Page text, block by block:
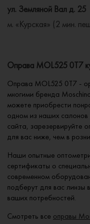
ул. Земляной Вал д. 25
м. «Курская» (2 мин.
Оправа MOL525 0T7
Оправа MOL525 0T7 -
многими бренда
можете приобрести
одном из наших
сайта, зарезервируйте
для вас ниже, чем в
Наши опытные
сертификаты о
современном
подберут для вас линзы
ваших потребностей.
Смотреть все оправы